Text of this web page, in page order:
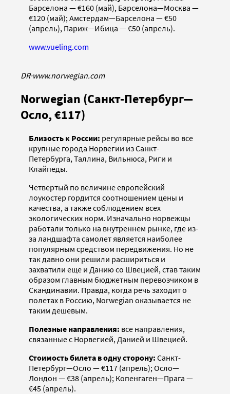
Барселона — €160 (май), Барселона—Москва —
€120 (май); Амстердам—Барселона — €50
(апрель), Париж—Ибица — €50 (апрель).
www.vueling.com
DR·www.norwegian.com
Norwegian (Санкт-Петербург—
Осло, €117)
Близость к России: регулярные рейсы во все
крупные города Норвегии из Санкт-
Петербурга, Таллина, Вильнюса, Риги и
Клайпеды.
Четвертый по величине европейский
лоукостер гордится соотношением цены и
качества, а также соблюдением всех
экологических норм. Изначально норвежцы
работали только на внутреннем рынке, где из-
за ландшафта самолет является наиболее
популярным средством передвижения. Но не
так давно они решили расшириться и
захватили еще и Данию со Швецией, став таким
образом главным бюджетным перевозчиком в
Скандинавии. Правда, когда речь заходит о
полетах в Россию, Norwegian оказывается не
таким дешевым.
Полезные направления: все направления,
связанные с Норвегией, Данией и Швецией.
Стоимость билета в одну сторону: Санкт-
Петербург—Осло — €117 (апрель); Осло—
Лондон — €38 (апрель); Копенгаген—Прага —
€45 (апрель).